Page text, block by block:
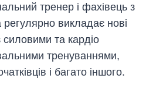
тренер і фахівець з
викладає нові
та кардіо
тренуваннями,
і багато іншого.